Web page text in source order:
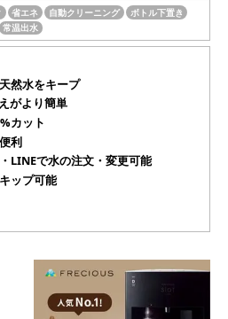
省エネ 自動クリーニング
ボトル下置き
常温出水
然水をキープ
がより簡単
カット
利
LINEで水の注文・変更可能
ップ可能